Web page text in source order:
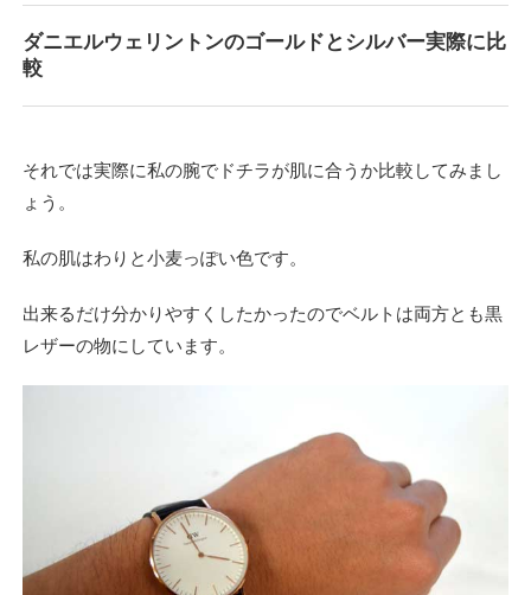
ダニエルウェリントンのゴールドとシルバー実際に比
較
それでは実際に私の腕でドチラが肌に合うか比較してみまし
ょう。
私の肌はわりと小麦っぽい色です。
出来るだけ分かりやすくしたかったのでベルトは両方とも黒
レザーの物にしています。